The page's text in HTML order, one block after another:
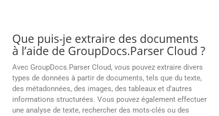
Que puis-je extraire des documents
à l’aide de GroupDocs.Parser Cloud ?
Avec GroupDocs.Parser Cloud, vous pouvez extraire divers
types de données à partir de documents, tels que du texte,
des métadonnées, des images, des tableaux et d’autres
informations structurées. Vous pouvez également effectuer
une analyse de texte, rechercher des mots-clés ou des